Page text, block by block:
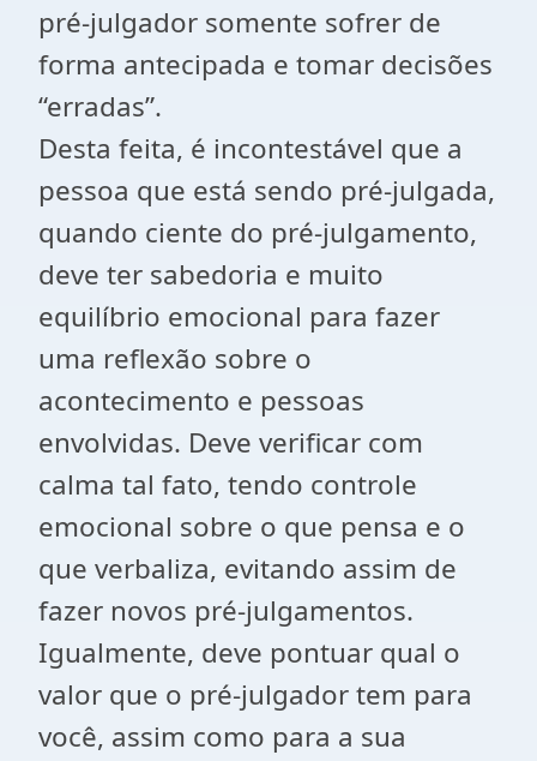
pré-julgador somente sofrer de
forma antecipada e tomar decisões
“erradas”.
Desta feita, é incontestável que a
pessoa que está sendo pré-julgada,
quando ciente do pré-julgamento,
deve ter sabedoria e muito
equilíbrio emocional para fazer
uma reflexão sobre o
acontecimento e pessoas
envolvidas. Deve verificar com
calma tal fato, tendo controle
emocional sobre o que pensa e o
que verbaliza, evitando assim de
fazer novos pré-julgamentos.
Igualmente, deve pontuar qual o
valor que o pré-julgador tem para
você, assim como para a sua